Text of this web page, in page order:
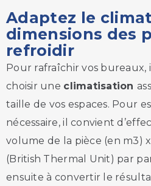
Adaptez le
dimensions des
refroidir
Pour rafraîchir vos bureaux,
choisir une climatisation
taille de vos espaces. Pour
nécessaire, il convient
volume de la pièce (en m3) x
(British Thermal Unit) par
ensuite à convertir le